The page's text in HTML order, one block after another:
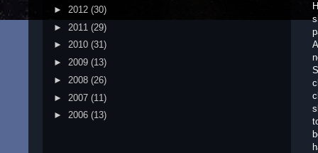
► 2012 (30)
► 2011 (29)
► 2010 (31)
► 2009 (13)
► 2008 (26)
► 2007 (11)
► 2006 (13)